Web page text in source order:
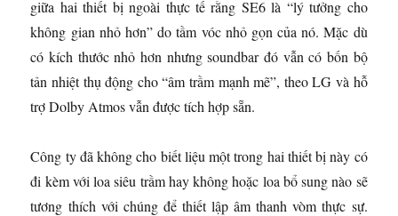
giữa hai thiết bị ngoài thực tế rằng SE6 là “lý tưởng cho
không gian nhỏ hơn” do tầm vóc nhỏ gọn của nó. Mặc dù
có kích thước nhỏ hơn nhưng soundbar đó vẫn có bốn bộ
tản nhiệt thụ động cho “âm trầm mạnh mẽ”, theo LG và hỗ
trợ Dolby Atmos vẫn được tích hợp sẵn.
Công ty đã không cho biết liệu một trong hai thiết bị này có
đi kèm với loa siêu trầm hay không hoặc loa bổ sung nào sẽ
tương thích với chúng để thiết lập âm thanh vòm thực sự.